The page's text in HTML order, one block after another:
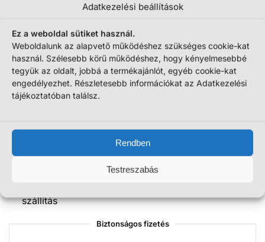
Adatkezelési beállítások
Ez a weboldal sütiket használ.
Weboldalunk az alapvető működéshez szükséges cookie-kat
használ. Szélesebb körű működéshez, hogy kényelmesebbé
tegyük az oldalt, jobbá a termékajánlót, egyéb cookie-kat
engedélyezhet. Részletesebb információkat az Adatkezelési
tájékoztatóban találsz.
Rendben
Testreszabás
GLS csomagpont/automata: Várható kézbesítés:
MPL postapont/automata: Várható kézbesítés:
augusztus 10-12.
Kosárba teszem
14 napos termékvisszaküldés!
Többféle szállítás és személyes átvétel
Gyors online fizetés vagy utánvét átvételkor
szállítás
Biztonságos fizetés